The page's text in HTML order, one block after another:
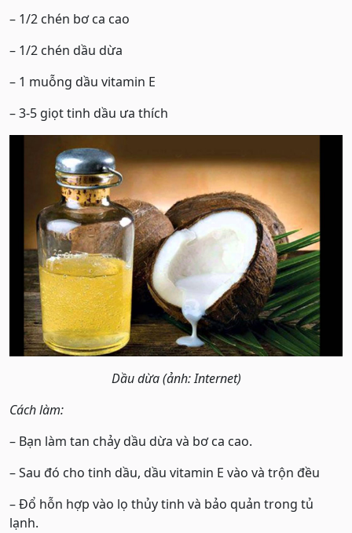
– 1/2 chén bơ ca cao
– 1/2 chén dầu dừa
– 1 muỗng dầu vitamin E
– 3-5 giọt tinh dầu ưa thích
Dầu dừa (ảnh: Internet)
Cách làm:
– Bạn làm tan chảy dầu dừa và bơ ca cao.
– Sau đó cho tinh dầu, dầu vitamin E vào và trộn đều
– Đổ hỗn hợp vào lọ thủy tinh và bảo quản trong tủ
lạnh.